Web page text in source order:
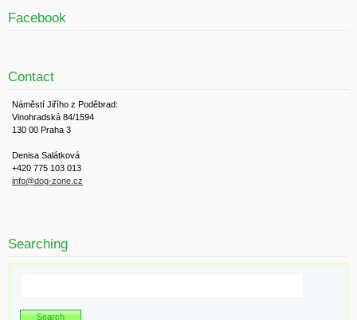
Facebook
Contact
Náměstí Jiřího z Poděbrad:
Vinohradská 84/1594
130 00 Praha 3
Denisa Salátková
+420 775 103 013
info@dog-zone.cz
Searching